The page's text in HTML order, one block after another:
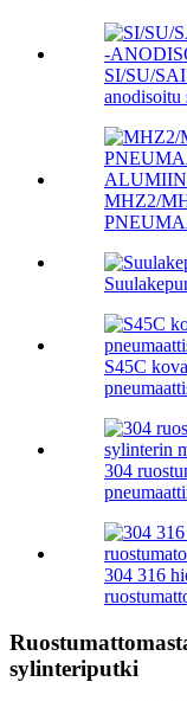
SI/SU/
anodisoitu
MHZ2/
S45C
304
304 316
sylinteriputki